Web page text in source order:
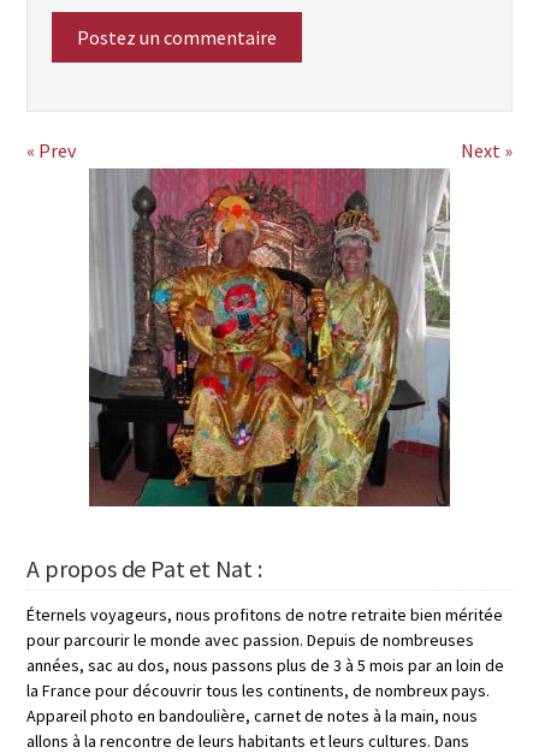
« Prev Next »
A propos de Pat et Nat :
Éternels voyageurs, nous profitons de notre retraite bien méritée
pour parcourir le monde avec passion. Depuis de nombreuses
années, sac au dos, nous passons plus de 3 à 5 mois par an loin de
la France pour découvrir tous les continents, de nombreux pays.
Appareil photo en bandoulière, carnet de notes à la main, nous
allons à la rencontre de leurs habitants et leurs cultures. Dans